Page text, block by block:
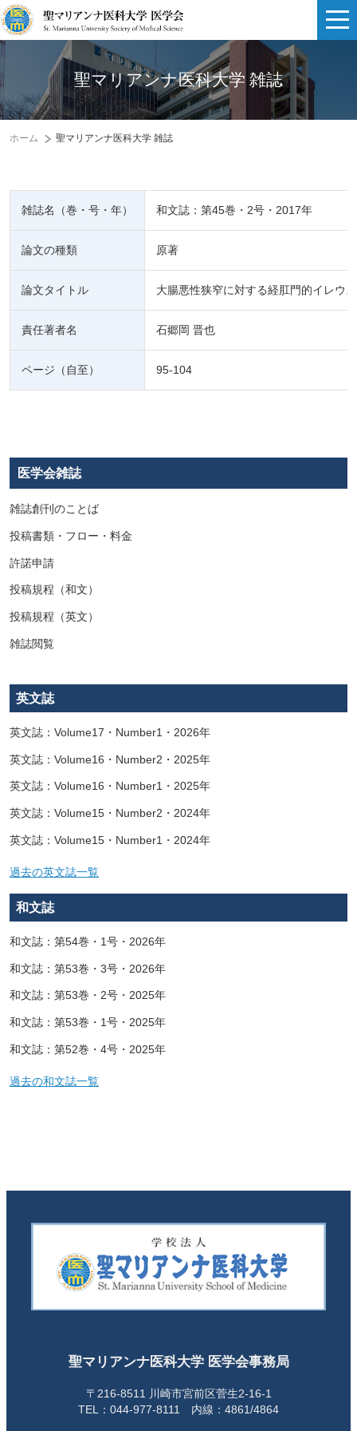
聖マリアンナ医科大学 雑誌
ホーム 聖マリアンナ医科大学 雑誌
雑誌名（巻・号・年） 和文誌：第45巻・2号・2017年
論文の種類 原著
論文タイトル 大腸悪性狭窄に対する経肛門的イレウ
責任著者名 石郷岡 晋也
ページ（自至） 95-104
医学会雑誌
雑誌創刊のことば
投稿書類・フロー・料金
許諾申請
投稿規程（和文）
投稿規程（英文）
雑誌閲覧
英文誌
英文誌：Volume17・Number1・2026年
英文誌：Volume16・Number2・2025年
英文誌：Volume16・Number1・2025年
英文誌：Volume15・Number2・2024年
英文誌：Volume15・Number1・2024年
過去の英文誌一覧
和文誌
和文誌：第54巻・1号・2026年
和文誌：第53巻・3号・2026年
和文誌：第53巻・2号・2025年
和文誌：第53巻・1号・2025年
和文誌：第52巻・4号・2025年
過去の和文誌一覧
聖マリアンナ医科大学 医学会事務局
〒216-8511 川崎市宮前区菅生2-16-1
TEL：044-977-8111 内線：4861/4864